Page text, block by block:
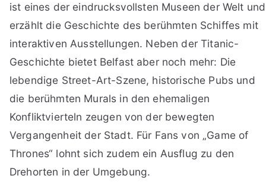
ist eines der eindrucksvollsten Museen der Welt und
erzählt die Geschichte des berühmten Schiffes mit
interaktiven Ausstellungen. Neben der Titanic-
Geschichte bietet Belfast aber noch mehr: Die
lebendige Street-Art-Szene, historische Pubs und
die berühmten Murals in den ehemaligen
Konfliktvierteln zeugen von der bewegten
Vergangenheit der Stadt. Für Fans von „Game of
Thrones“ lohnt sich zudem ein Ausflug zu den
Drehorten in der Umgebung.